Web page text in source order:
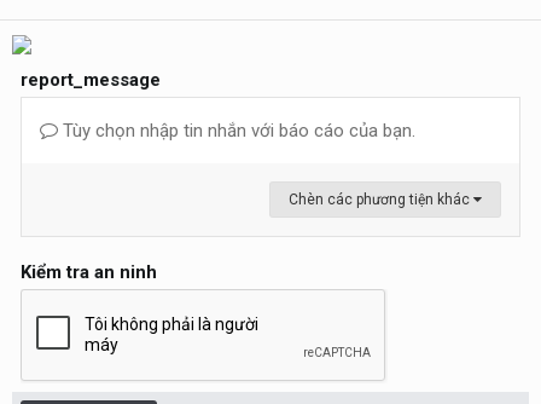
report_message
Tùy chọn nhập tin nhắn với báo cáo của bạn.
Chèn các phương tiện khác
Kiểm tra an ninh